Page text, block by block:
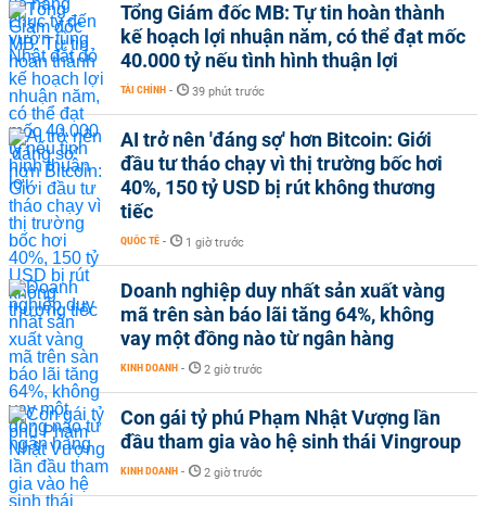
Tổng Giám đốc MB: Tự tin hoàn thành
kế hoạch lợi nhuận năm, có thể đạt mốc
40.000 tỷ nếu tình hình thuận lợi
TÀI CHÍNH - 39 phút trước
AI trở nên 'đáng sợ' hơn Bitcoin: Giới
đầu tư tháo chạy vì thị trường bốc hơi
40%, 150 tỷ USD bị rút không thương
tiếc
QUỐC TẾ - 1 giờ trước
Doanh nghiệp duy nhất sản xuất vàng
mã trên sàn báo lãi tăng 64%, không
vay một đồng nào từ ngân hàng
KINH DOANH - 2 giờ trước
Con gái tỷ phú Phạm Nhật Vượng lần
đầu tham gia vào hệ sinh thái Vingroup
KINH DOANH - 2 giờ trước